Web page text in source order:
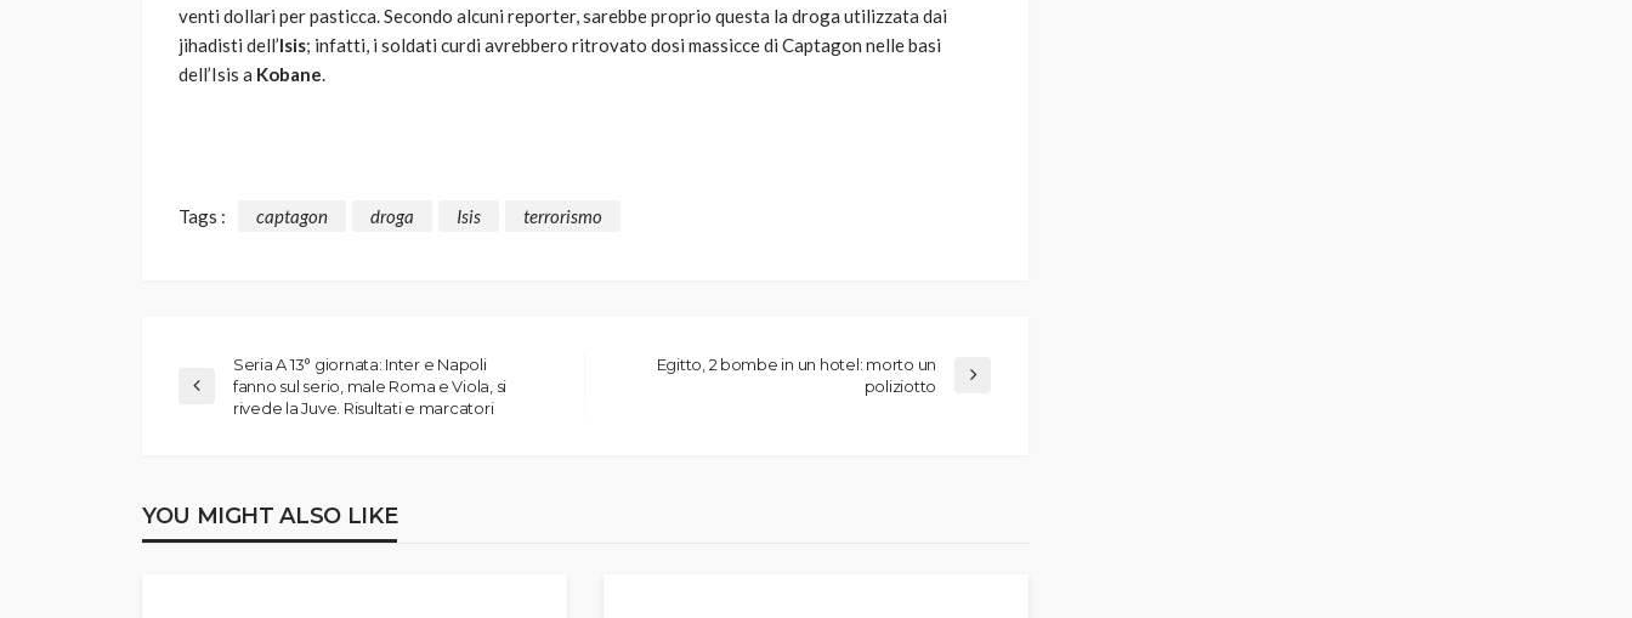
venti dollari per pasticca. Secondo alcuni reporter, sarebbe proprio questa la droga utilizzata dai
jihadisti dell’Isis; infatti, i soldati curdi avrebbero ritrovato dosi massicce di Captagon nelle basi
dell’Isis a Kobane.
Tags : captagon droga Isis terrorismo
Seria A 13° giornata: Inter e Napoli
fanno sul serio, male Roma e Viola, si
rivede la Juve. Risultati e marcatori
Egitto, 2 bombe in un hotel: morto un
poliziotto
YOU MIGHT ALSO LIKE